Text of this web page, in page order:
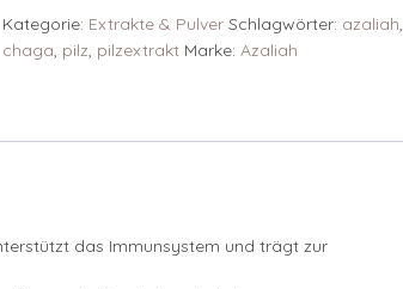
Kategorie: Extrakte & Pulver Schlagwörter: azaliah,
chaga, pilz, pilzextrakt Marke: Azaliah
das Immunsystem und trägt zur